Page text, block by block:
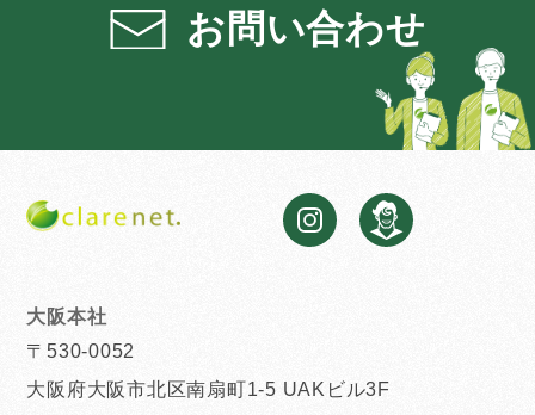
お問い合わせ
大阪本社
〒530-0052
大阪府大阪市北区南扇町1-5 UAKビル3F